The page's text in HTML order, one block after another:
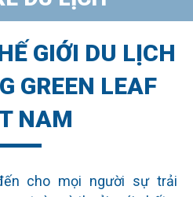
GIỚI DU LỊCH
GREEN LEAF
NAM
cho mọi người sự trải